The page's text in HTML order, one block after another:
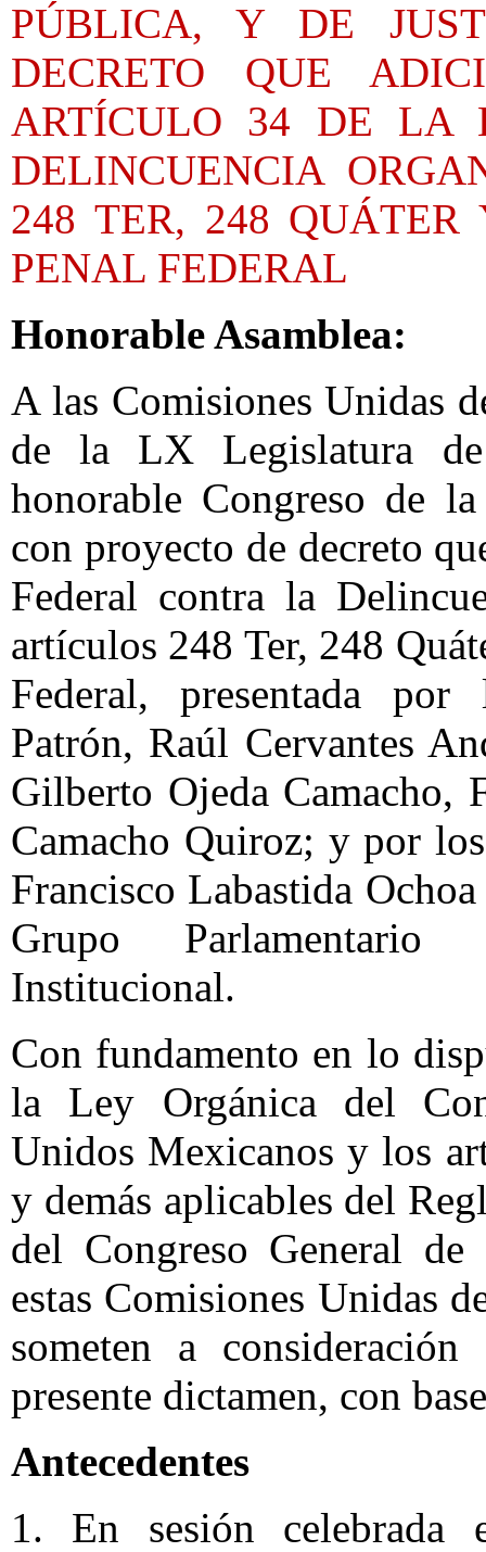
PÚBLICA, Y DE
DECRETO QUE
ARTÍCULO 34 DE LA
DELINCUENCIA
248 TER, 248
PENAL FEDERAL
Honorable Asamblea:
A las Comisiones Unidas
de la LX Legislatura
honorable Congreso de
con proyecto de decreto
Federal contra la
artículos 248 Ter, 248
Federal, presentada
Patrón, Raúl Cervantes
Gilberto Ojeda Camacho,
Camacho Quiroz; y por
Francisco Labastida
Grupo
Institucional.
Con fundamento en lo
la Ley Orgánica del
Unidos Mexicanos y los
y demás aplicables del
del Congreso General
estas Comisiones Unidas
someten a
presente dictamen, con
Antecedentes
1. En sesión